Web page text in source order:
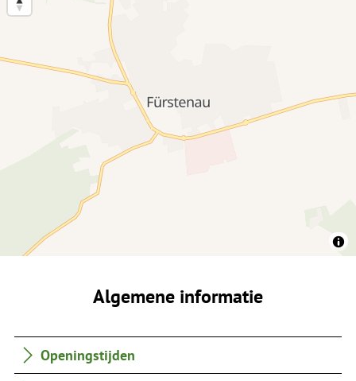
Algemene informatie
Openingstijden